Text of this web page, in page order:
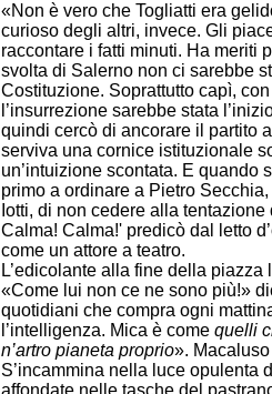
«Non è vero che Togliatti era
curioso degli altri, invece. Gli
raccontare i fatti minuti. Ha meriti
svolta di Salerno non ci sarebbe
Costituzione. Soprattutto capì,
l’insurrezione sarebbe stata
quindi cercò di ancorare il partito
serviva una cornice istituzionale
un’intuizione scontata. E quando
primo a ordinare a Pietro
Iotti, di non cedere alla
Calma! Calma!' predicò dal letto
come un attore a teatro.
L’edicolante alla fine della
«Come lui non ce ne sono più!»
quotidiani che compra ogni
l’intelligenza. Mica è come quelli
n’artro pianeta proprio».
S’incammina nella luce opulenta